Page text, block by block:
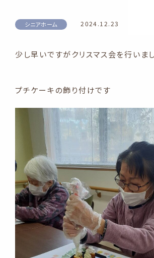
シニアホーム 2024.12.23
少し早いですがクリスマス会を行いま
プチケーキの飾り付けです